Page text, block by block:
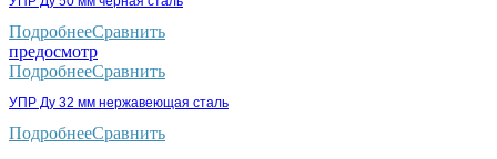
ПодробнееСравнить
предосмотр
ПодробнееСравнить
УПР Ду 32 мм нержавеющая сталь
ПодробнееСравнить